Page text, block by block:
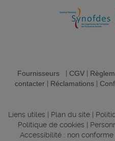
Fournisseurs| CGV|
contacter| Réclamations|
Liens utiles Plan du site
Politique de cookies
Accessibilité : non conforme|